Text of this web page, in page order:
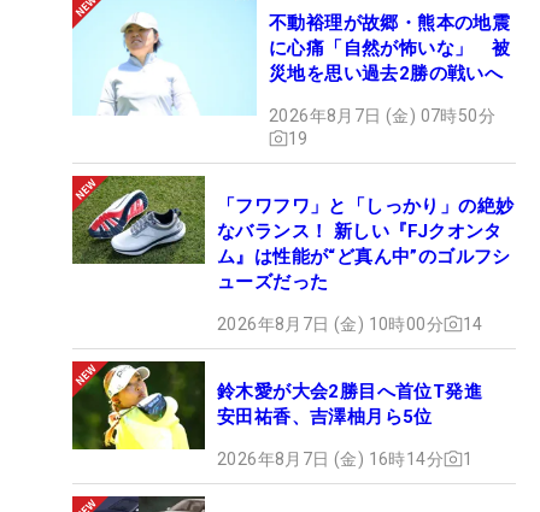
不動裕理が故郷・熊本の地震
に心痛「自然が怖いな」 被
災地を思い過去2勝の戦いへ
2026年8月7日 (金) 07時50分
19
「フワフワ」と「しっかり」の絶妙
なバランス！ 新しい『FJクオンタ
ム』は性能が“ど真ん中”のゴルフシ
ューズだった
2026年8月7日 (金) 10時00分 14
鈴木愛が大会2勝目へ首位T発進
安田祐香、吉澤柚月ら5位
2026年8月7日 (金) 16時14分 1